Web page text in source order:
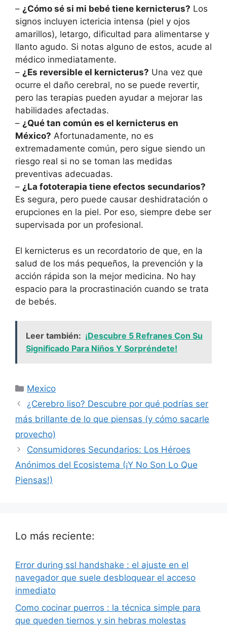
– ¿Cómo sé si mi bebé tiene kernicterus? Los
signos incluyen ictericia intensa (piel y ojos
amarillos), letargo, dificultad para alimentarse y
llanto agudo. Si notas alguno de estos, acude al
médico inmediatamente.
– ¿Es reversible el kernicterus? Una vez que
ocurre el daño cerebral, no se puede revertir,
pero las terapias pueden ayudar a mejorar las
habilidades afectadas.
– ¿Qué tan común es el kernicterus en
México? Afortunadamente, no es
extremadamente común, pero sigue siendo un
riesgo real si no se toman las medidas
preventivas adecuadas.
– ¿La fototerapia tiene efectos secundarios?
Es segura, pero puede causar deshidratación o
erupciones en la piel. Por eso, siempre debe ser
supervisada por un profesional.
El kernicterus es un recordatorio de que, en la
salud de los más pequeños, la prevención y la
acción rápida son la mejor medicina. No hay
espacio para la procrastinación cuando se trata
de bebés.
Leer también: ¡Descubre 5 Refranes Con Su
Significado Para Niños Y Sorpréndete!
Categorías
Mexico
¿Cerebro liso? Descubre por qué podrías ser
más brillante de lo que piensas (y cómo sacarle
provecho)
Consumidores Secundarios: Los Héroes
Anónimos del Ecosistema (¡Y No Son Lo Que
Piensas!)
Lo más reciente:
Error during ssl handshake : el ajuste en el
navegador que suele desbloquear el acceso
inmediato
Como cocinar puerros : la técnica simple para
que queden tiernos y sin hebras molestas